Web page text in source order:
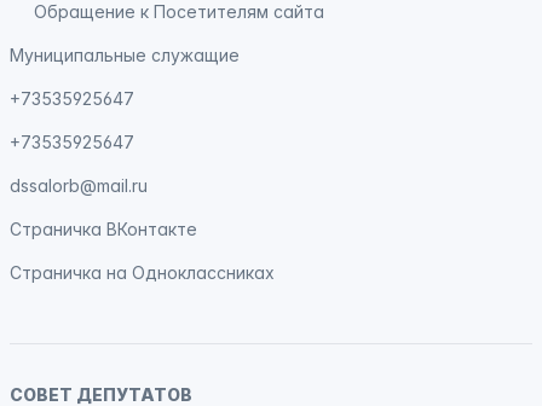
Обращение к Посетителям сайта
Муниципальные служащие
+73535925647
+73535925647
dssalorb@mail.ru
Страничка ВКонтакте
Страничка на Одноклассниках
СОВЕТ ДЕПУТАТОВ